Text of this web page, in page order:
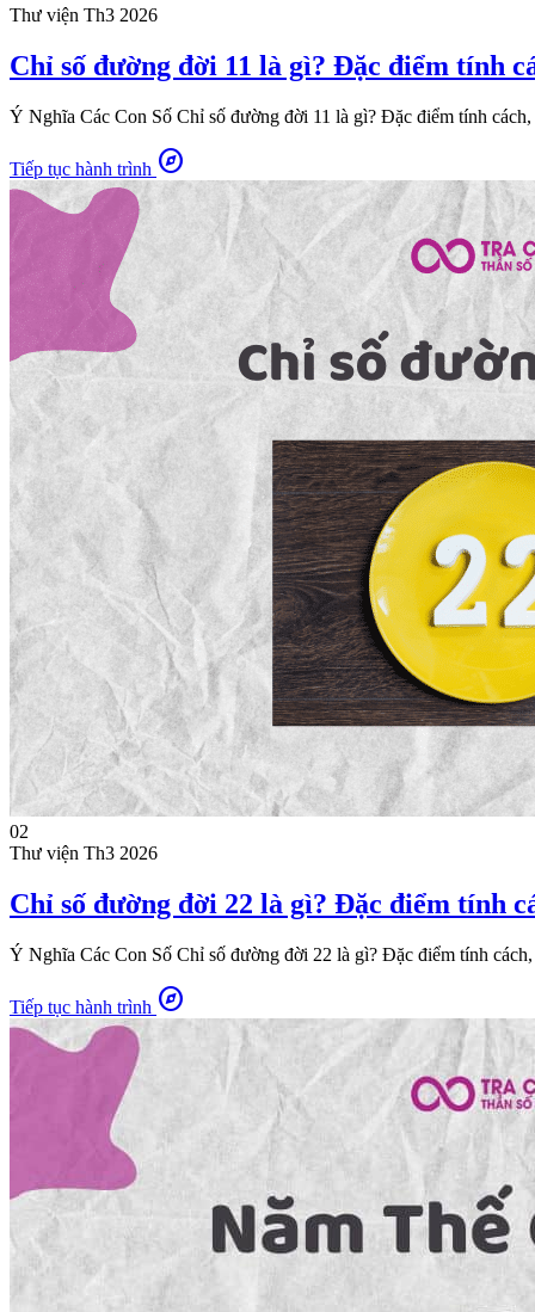
Thư viện Th3 2026
Chỉ số đường đời 11 là gì? Đặc điểm tính
Ý Nghĩa Các Con Số Chỉ số đường đời 11 là gì? Đặc điểm tính
Tiếp tục hành trình explore
02
Thư viện Th3 2026
Chỉ số đường đời 22 là gì? Đặc điểm tính
Ý Nghĩa Các Con Số Chỉ số đường đời 22 là gì? Đặc điểm tính
Tiếp tục hành trình explore